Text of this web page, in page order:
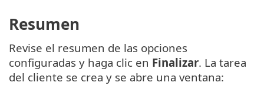
Resumen
Revise el resumen de las opciones
configuradas y haga clic en Finalizar. La tarea
del cliente se crea y se abre una ventana: